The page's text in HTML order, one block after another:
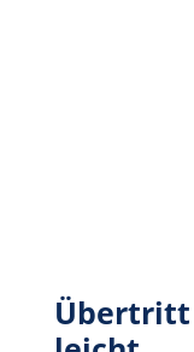
Übertritt